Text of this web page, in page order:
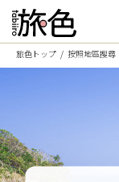
旅色トップ
按照地區搜尋